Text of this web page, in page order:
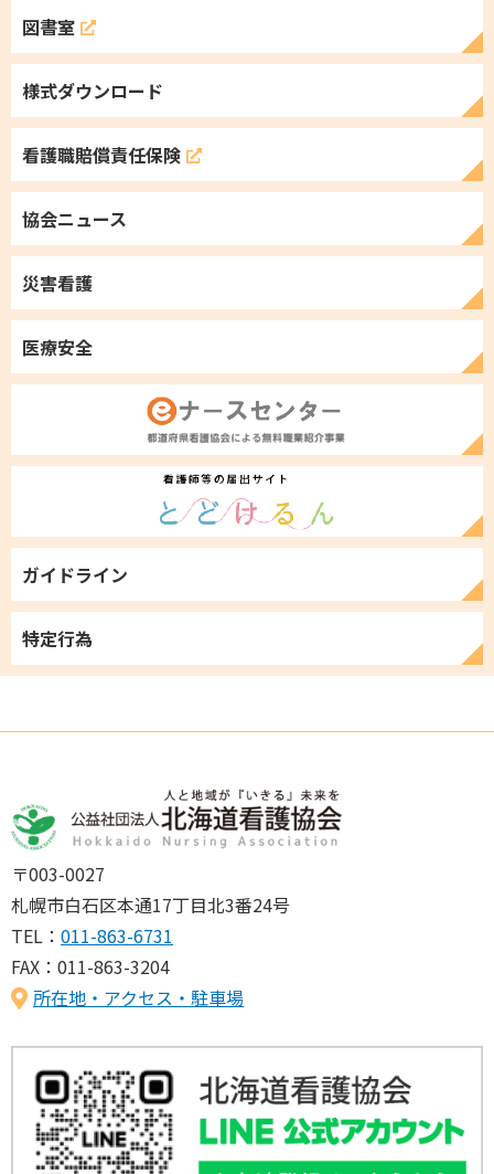
図書室
様式ダウンロード
看護職賠償責任保険
協会ニュース
災害看護
医療安全
ガイドライン
特定行為
〒003-0027
札幌市白石区本通17丁目北3番24号
TEL： 011-863-6731
FAX：011-863-3204
所在地・アクセス・駐車場